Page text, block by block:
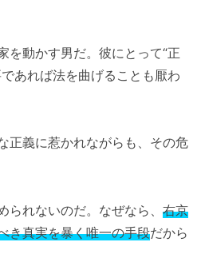
を動かす男だ。彼にとって“正
あれば法を曲げることも厭わ
正義に惹かれながらも、その危
れないのだ。なぜなら、 右京
き真実を暴く唯一の手段だから